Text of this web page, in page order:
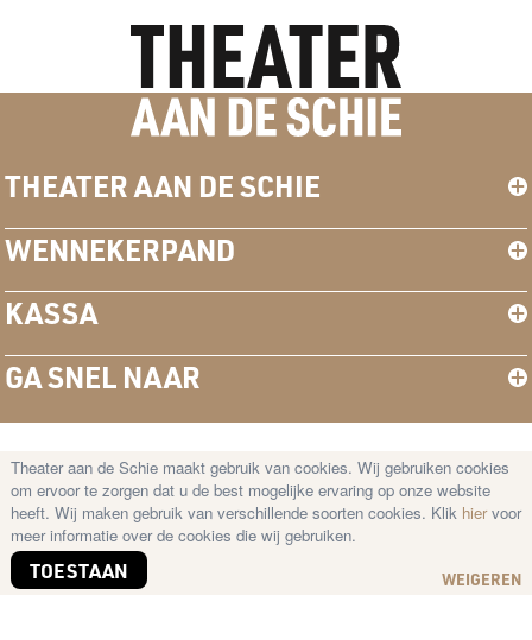
THEATER AAN DE SCHIE
WENNEKERPAND
KASSA
GA SNEL NAAR
© Copyright 2026 Theater aan de Schie —
Disclaimer–Cookies– Privacy Statement
Theater aan de Schie maakt gebruik van cookies. Wij gebruiken cookies
om ervoor te zorgen dat u de best mogelijke ervaring op onze website
heeft. Wij maken gebruik van verschillende soorten cookies. Klik hiervoor
meer informatie over de cookies die wij gebruiken.
TOESTAAN WEIGEREN